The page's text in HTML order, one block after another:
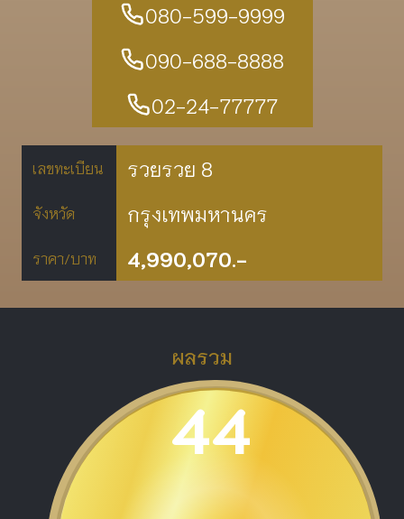
080-599-9999
090-688-8888
02-24-77777
เลขทะเบียน รวยรวย 8
จังหวัด กรุงเทพมหานคร
ราคา/บาท 4,990,070.-
ผลรวม
44